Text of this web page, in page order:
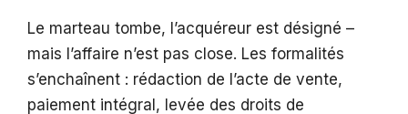
Le marteau tombe, l’acquéreur est désigné –
mais l’affaire n’est pas close. Les formalités
s’enchaînent : rédaction de l’acte de vente,
paiement intégral, levée des droits de